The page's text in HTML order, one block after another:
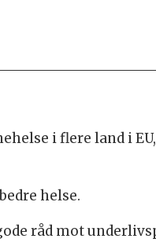
i flere land i
helse.
råd mot